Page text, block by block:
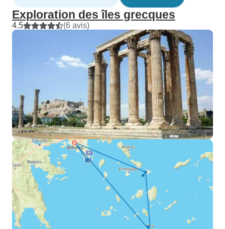
Exploration des îles grecques
4.5 (6 avis)